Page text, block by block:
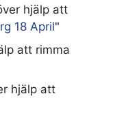
hjälp att
18 April"
att rimma
hjälp att